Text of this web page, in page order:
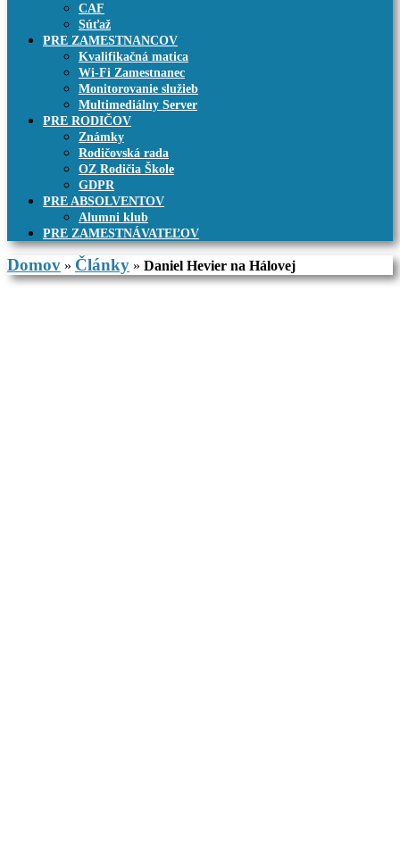
CAF
Súťaž
PRE ZAMESTNANCOV
Kvalifikačná matica
Wi-Fi Zamestnanec
Monitorovanie služieb
Multimediálny Server
PRE RODIČOV
Známky
Rodičovská rada
OZ Rodičia Škole
GDPR
PRE ABSOLVENTOV
Alumni klub
PRE ZAMESTNÁVATEĽOV
Domov » Články » Daniel Hevier na Hálovej